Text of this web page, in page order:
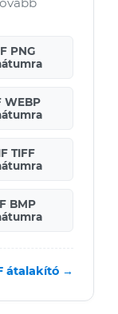
PNG
WEBP
TIFF
BMP
átalakító →